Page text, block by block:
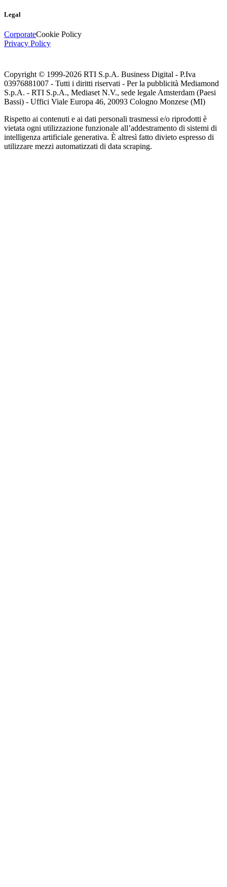
Legal
CorporateCookie Policy
Privacy Policy
Copyright © 1999-2026 RTI S.p.A. Business Digital - P.Iva
03976881007 - Tutti i diritti riservati - Per la pubblicità Mediamond
S.p.A. - RTI S.p.A., Mediaset N.V., sede legale Amsterdam (Paesi
Bassi) - Uffici Viale Europa 46, 20093 Cologno Monzese (MI)
Rispetto ai contenuti e ai dati personali trasmessi e/o riprodotti è
vietata ogni utilizzazione funzionale all’addestramento di sistemi di
intelligenza artificiale generativa. È altresì fatto divieto espresso di
utilizzare mezzi automatizzati di data scraping.